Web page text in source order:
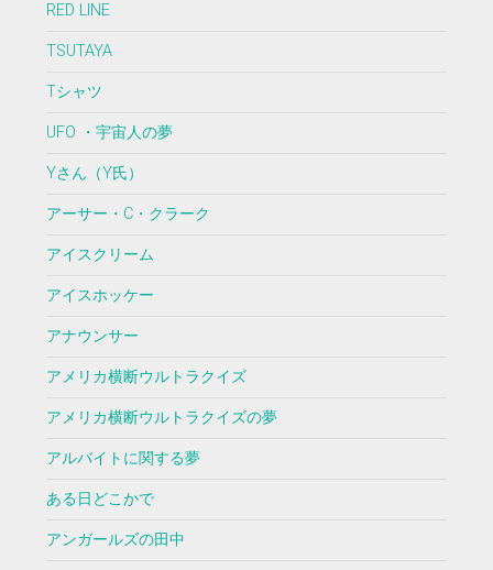
RED LINE
TSUTAYA
Tシャツ
UFO ・宇宙人の夢
Yさん（Y氏）
アーサー・C・クラーク
アイスクリーム
アイスホッケー
アナウンサー
アメリカ横断ウルトラクイズ
アメリカ横断ウルトラクイズの夢
アルバイトに関する夢
ある日どこかで
アンガールズの田中